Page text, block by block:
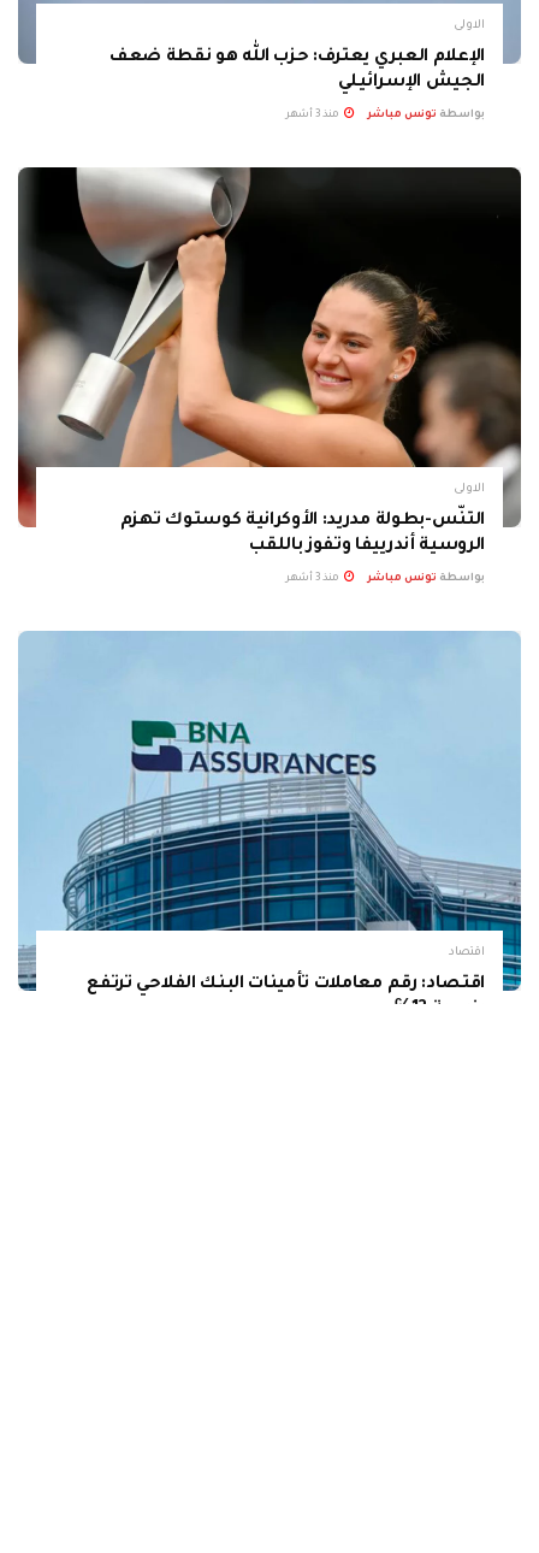
الاولى
الإعلام العبري يعترف: حزب الله هو نقطة ضعف
الجيش الإسرائيلي
بواسطة تونس مباشر منذ 3 أشهر
الاولى
التنّس-بطولة مدريد: الأوكرانية كوستوك تهزم
الروسية أندرييفا وتفوز باللقب
بواسطة تونس مباشر منذ 3 أشهر
اقتصاد
اقتصاد: رقم معاملات تأمينات البنك الفلاحي ترتفع
بنسبة 12℅